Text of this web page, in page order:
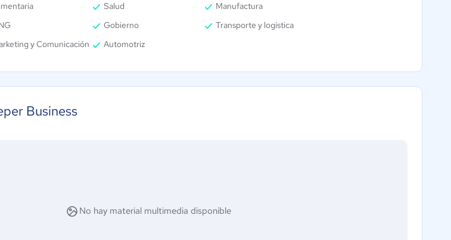
Salud
Manufactura
Gobierno
Transporte y logística
y Comunicación
Automotriz
Business
No hay material multimedia disponible